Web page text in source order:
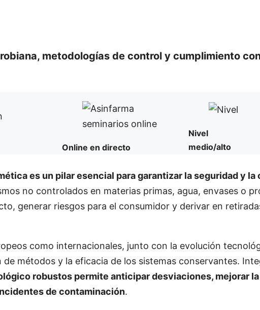
metodologías de control y cumplimiento
Online en directo
Nivel
medio/alto
es un pilar esencial para garantizar la seguridad y la
no controlados en materias primas, agua, envases o
generar riesgos para el consumidor y derivar en
como internacionales, junto con la evolución
métodos y la eficacia de los sistemas conservantes.
robustos permite anticipar desviaciones, mejorar
de contaminación.